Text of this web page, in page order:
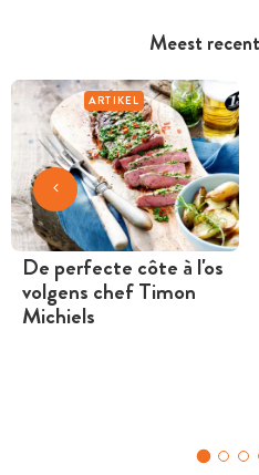
Meest
ARTIKEL
De perfecte côte à l'os
volgens chef Timon
Michiels